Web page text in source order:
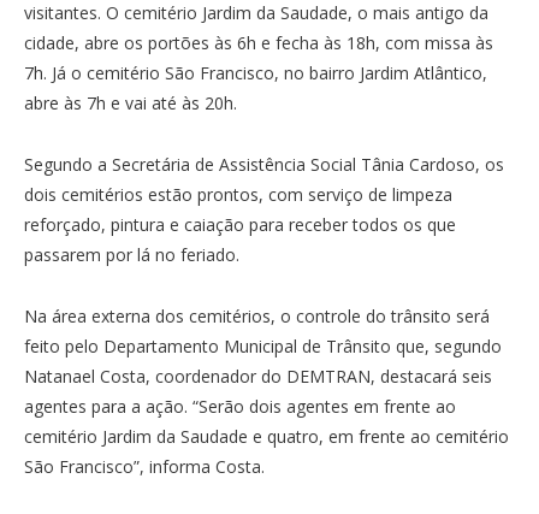
visitantes. O cemitério Jardim da Saudade, o mais antigo da
cidade, abre os portões às 6h e fecha às 18h, com missa às
7h. Já o cemitério São Francisco, no bairro Jardim Atlântico,
abre às 7h e vai até às 20h.
Segundo a Secretária de Assistência Social Tânia Cardoso, os
dois cemitérios estão prontos, com serviço de limpeza
reforçado, pintura e caiação para receber todos os que
passarem por lá no feriado.
Na área externa dos cemitérios, o controle do trânsito será
feito pelo Departamento Municipal de Trânsito que, segundo
Natanael Costa, coordenador do DEMTRAN, destacará seis
agentes para a ação. “Serão dois agentes em frente ao
cemitério Jardim da Saudade e quatro, em frente ao cemitério
São Francisco”, informa Costa.